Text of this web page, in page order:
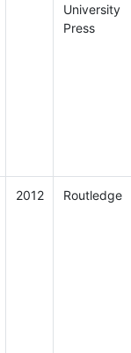
University
Press
2012 Routledge